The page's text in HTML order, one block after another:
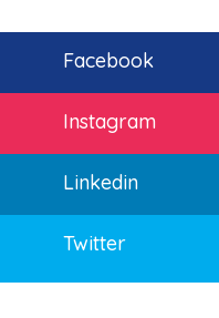
Facebook
Instagram
Linkedin
Twitter